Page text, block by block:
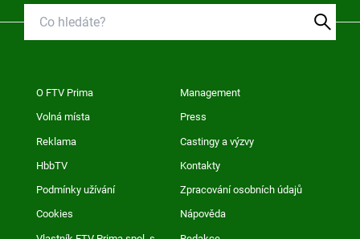
O FTV Prima Management
Volná místa Press
Reklama Castingy a výzvy
HbbTV Kontakty
Podmínky užívání Zpracování osobních údajů
Cookies Nápověda